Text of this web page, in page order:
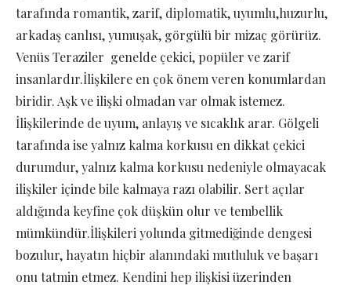
tarafında romantik, zarif, diplomatik, uyumlu,huzurlu,
arkadaş canlısı, yumuşak, görgülü bir mizaç görürüz.
Venüs Teraziler genelde çekici, popüler ve zarif
insanlardır.İlişkilere en çok önem veren konumlardan
biridir. Aşk ve ilişki olmadan var olmak istemez.
İlişkilerinde de uyum, anlayış ve sıcaklık arar. Gölgeli
tarafında ise yalnız kalma korkusu en dikkat çekici
durumdur, yalnız kalma korkusu nedeniyle olmayacak
ilişkiler içinde bile kalmaya razı olabilir. Sert açılar
aldığında keyfine çok düşkün olur ve tembellik
mümkündür.İlişkileri yolunda gitmediğinde dengesi
bozulur, hayatın hiçbir alanındaki mutluluk ve başarı
onu tatmin etmez. Kendini hep ilişkisi üzerinden